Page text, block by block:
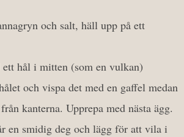
och salt, häll upp på ett
hål i mitten (som en vulkan)
och vispa det med en gaffel medan
kanterna. Upprepa med nästa ägg.
en smidig deg och lägg för att vila i